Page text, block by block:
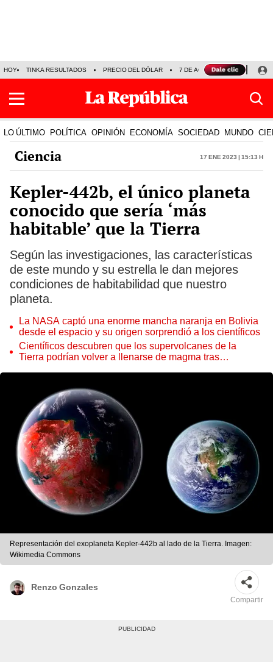
HOY TINKA RESULTADOS PRECIO DEL DÓLAR 7 DE AGOSTO OLLANTA
LO ÚLTIMO POLÍTICA OPINIÓN ECONOMÍA SOCIEDAD MUNDO
Ciencia 17 Ene 2023 | 15:13 h
Kepler-442b, el único planeta
conocido que sería ‘más
habitable’ que la Tierra
Según las investigaciones, las características
de este mundo y su estrella le dan mejores
condiciones de habitabilidad que nuestro
planeta.
La NASA captó una enorme mancha naranja en Bolivia
desde el espacio y su origen sorprendió a los científicos
Científicos descubren que los supervolcanes de la
Tierra podrían volver a llenarse de magma tras
Representación del exoplaneta Kepler-442b al lado de la Tierra. Imagen:
Wikimedia Commons
Renzo Gonzales
Compartir